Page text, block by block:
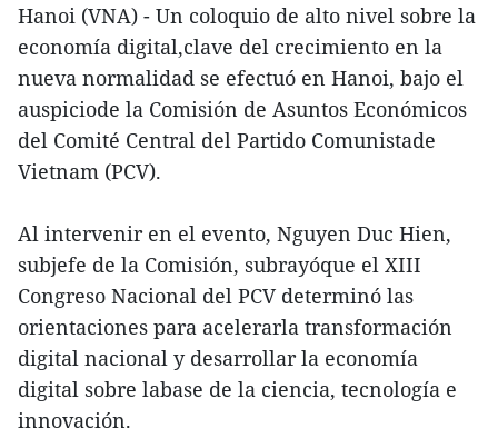
Hanoi (VNA) - Un coloquio de alto nivel sobre la
economía digital,clave del crecimiento en la
nueva normalidad se efectuó en Hanoi, bajo el
auspiciode la Comisión de Asuntos Económicos
del Comité Central del Partido Comunistade
Vietnam (PCV).
Al intervenir en el evento, Nguyen Duc Hien,
subjefe de la Comisión, subrayóque el XIII
Congreso Nacional del PCV determinó las
orientaciones para acelerarla transformación
digital nacional y desarrollar la economía
digital sobre labase de la ciencia, tecnología e
innovación.